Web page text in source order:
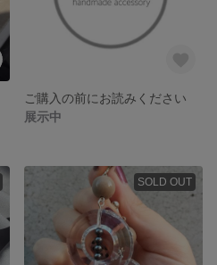
ご購入の前にお読みください
展示中
SOLD OUT